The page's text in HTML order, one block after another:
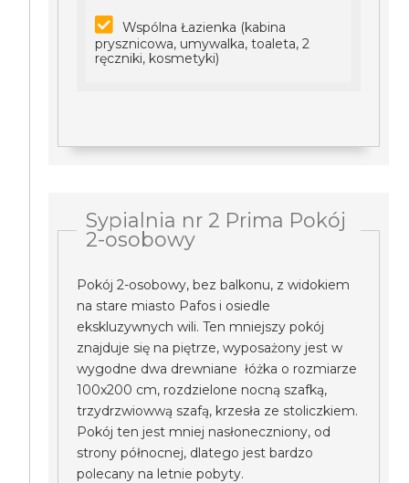
Wspólna Łazienka (kabina
prysznicowa, umywalka, toaleta, 2
ręczniki, kosmetyki)
Sypialnia nr 2 Prima Pokój
2-osobowy
Pokój 2-osobowy, bez balkonu, z widokiem
na stare miasto Pafos i osiedle
ekskluzywnych wili. Ten mniejszy pokój
znajduje się na piętrze, wyposażony jest w
wygodne dwa drewniane łóżka o rozmiarze
100x200 cm, rozdzielone nocną szafką,
trzydrzwiowwą szafą, krzesła ze stoliczkiem.
Pokój ten jest mniej nasłoneczniony, od
strony północnej, dlatego jest bardzo
polecany na letnie pobyty.